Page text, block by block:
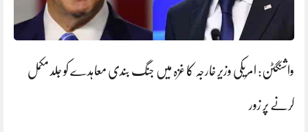
واشنگٹن: امریکی وزیر خارجہ کا غزہ میں جنگ بندی معاہدے کو جلد مکمل
کرنے پر زور